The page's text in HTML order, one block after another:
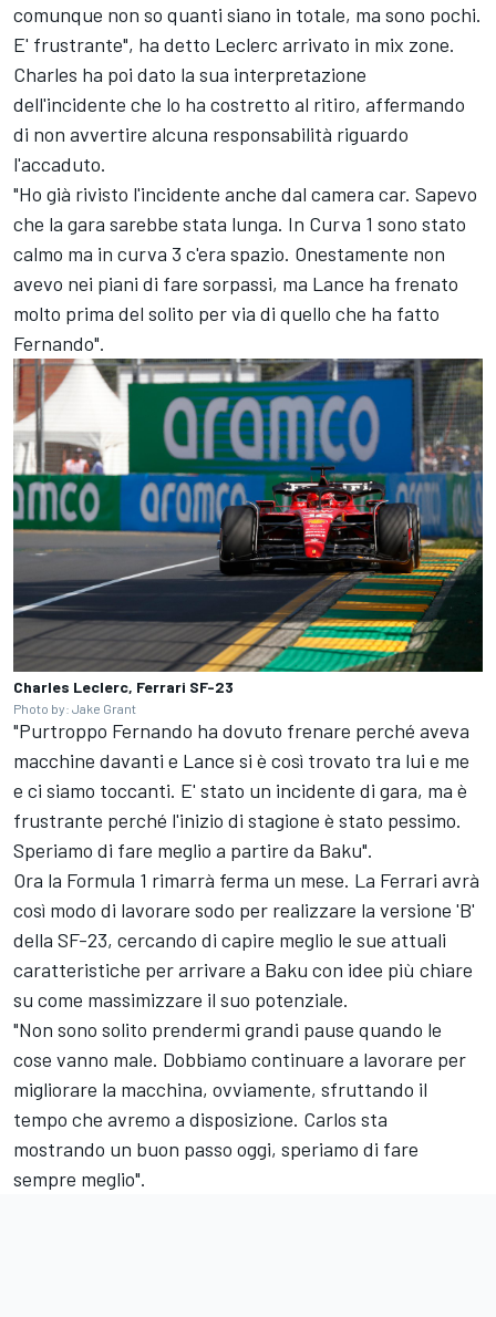
comunque non so quanti siano in totale, ma sono pochi.
E' frustrante", ha detto Leclerc arrivato in mix zone.
Charles ha poi dato la sua interpretazione
dell'incidente che lo ha costretto al ritiro, affermando
di non avvertire alcuna responsabilità riguardo
l'accaduto.
"Ho già rivisto l'incidente anche dal camera car. Sapevo
che la gara sarebbe stata lunga. In Curva 1 sono stato
calmo ma in curva 3 c'era spazio. Onestamente non
avevo nei piani di fare sorpassi, ma Lance ha frenato
molto prima del solito per via di quello che ha fatto
Fernando".
Charles Leclerc, Ferrari SF-23
Photo by: Jake Grant
"Purtroppo Fernando ha dovuto frenare perché aveva
macchine davanti e Lance si è così trovato tra lui e me
e ci siamo toccanti. E' stato un incidente di gara, ma è
frustrante perché l'inizio di stagione è stato pessimo.
Speriamo di fare meglio a partire da Baku".
Ora la Formula 1 rimarrà ferma un mese. La Ferrari avrà
così modo di lavorare sodo per realizzare la versione 'B'
della SF-23, cercando di capire meglio le sue attuali
caratteristiche per arrivare a Baku con idee più chiare
su come massimizzare il suo potenziale.
"Non sono solito prendermi grandi pause quando le
cose vanno male. Dobbiamo continuare a lavorare per
migliorare la macchina, ovviamente, sfruttando il
tempo che avremo a disposizione. Carlos sta
mostrando un buon passo oggi, speriamo di fare
sempre meglio".